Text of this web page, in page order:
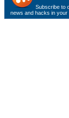
Subscribe to
news and hacks in your